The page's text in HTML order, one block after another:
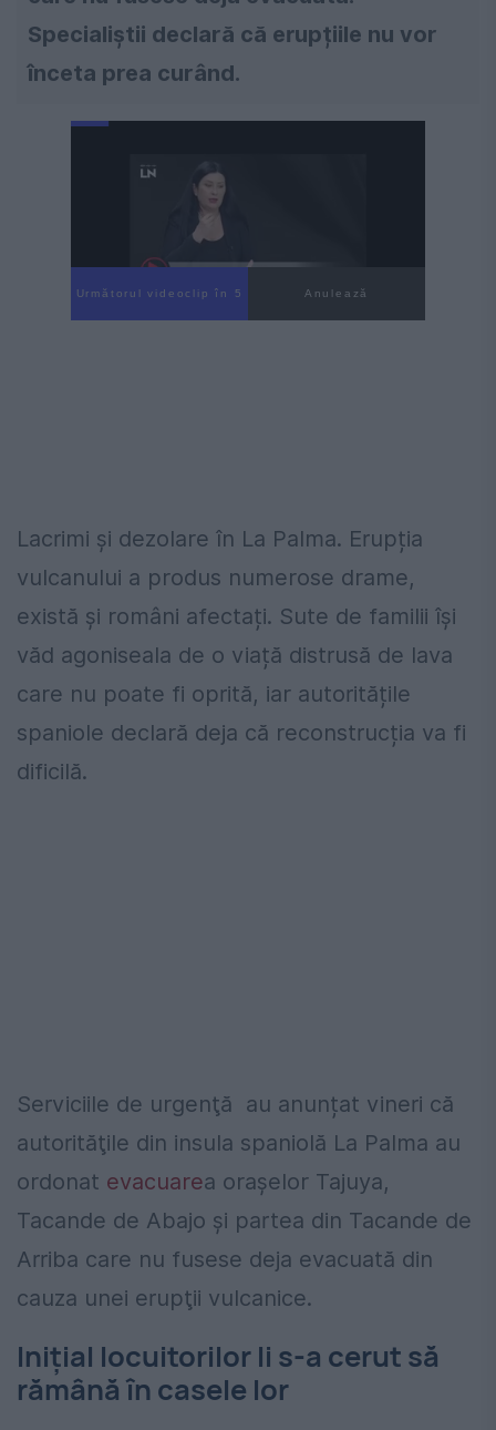
Specialiștii declară că erupțiile nu vor
înceta prea curând.
Următorul videoclip în 4 Anulează
Lacrimi și dezolare în La Palma. Erupția
vulcanului a produs numerose drame,
există și români afectați. Sute de familii își
văd agoniseala de o viață distrusă de lava
care nu poate fi oprită, iar autoritățile
spaniole declară deja că reconstrucția va fi
dificilă.
Serviciile de urgenţă au anunțat vineri că
autorităţile din insula spaniolă La Palma au
ordonat evacuarea oraşelor Tajuya,
Tacande de Abajo şi partea din Tacande de
Arriba care nu fusese deja evacuată din
cauza unei erupţii vulcanice.
Inițial locuitorilor li s-a cerut să
rămână în casele lor